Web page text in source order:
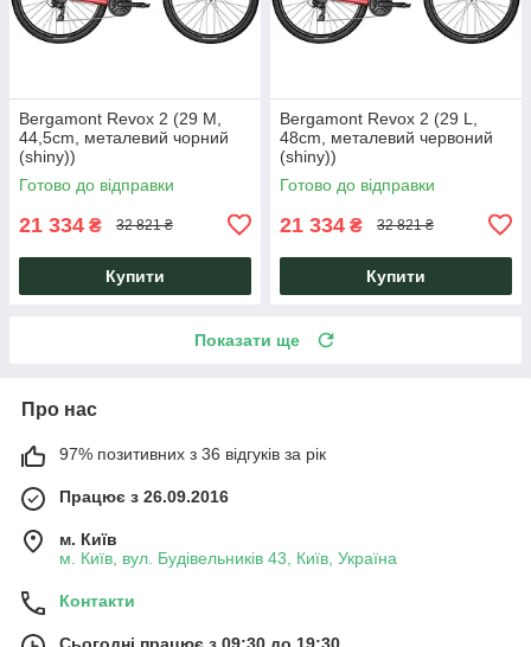
Bergamont Revox 2 (29 M,
44,5cm, металевий чорний
(shiny))
Готово до відправки
21 334 ₴ 32 821 ₴
Купити
Bergamont Revox 2 (29 L,
48cm, металевий червоний
(shiny))
Готово до відправки
21 334 ₴ 32 821 ₴
Купити
Показати ще
Про нас
97% позитивних з 36 відгуків за рік
Працює з 26.09.2016
м. Київ
м. Київ, вул. Будівельників 43, Київ, Україна
Контакти